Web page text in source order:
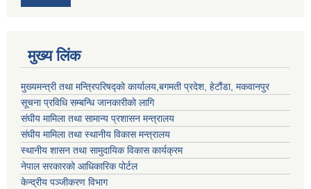
मुख्य लिंक
मुख्यमन्त्री तथा मन्त्रिपरिषद्को कार्यालय,बगमती प्रदेश, हेटौंडा, मकवानपुर
सूचना प्रविधि सम्बन्धि जानकारीको लागि
संघीय मामिला तथा सामान्य प्रशासन मन्त्रालय
संघीय मामिला तथा स्थानीय विकास मन्त्रालय
स्थानीय शासन तथा सामुदायिक विकास कार्यक्रम
नेपाल सरकारको आधिकारिक पोर्टल
केन्द्रीय पञ्जीकरण विभाग